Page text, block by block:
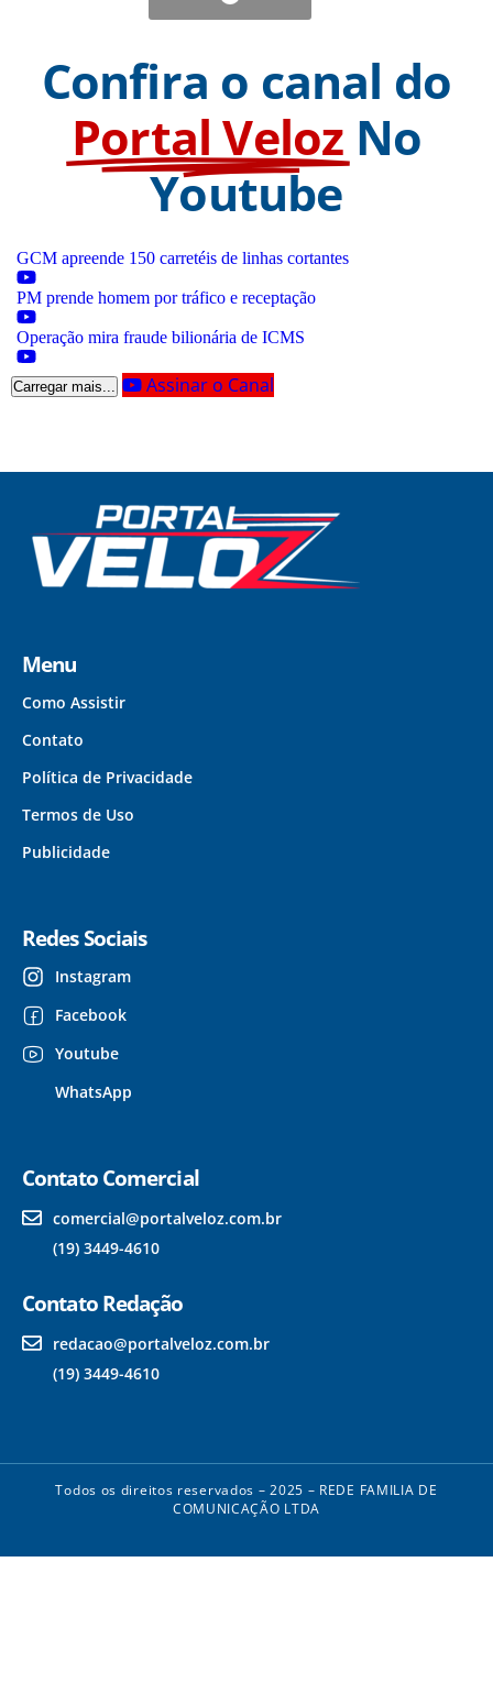
Confira o canal do
Portal Veloz No
Youtube
GCM apreende 150 carretéis de linhas cortantes
PM prende homem por tráfico e receptação
Operação mira fraude bilionária de ICMS
Carregar mais... Assinar o Canal
Menu
Como Assistir
Contato
Política de Privacidade
Termos de Uso
Publicidade
Redes Sociais
Instagram
Facebook
Youtube
WhatsApp
Contato Comercial
comercial@portalveloz.com.br
(19) 3449-4610
Contato Redação
redacao@portalveloz.com.br
(19) 3449-4610
Todos os direitos reservados – 2025 – REDE FAMILIA DE
COMUNICAÇÃO LTDA